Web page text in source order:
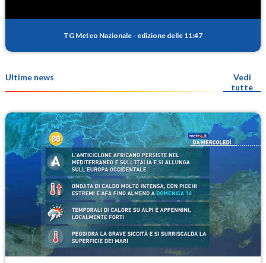
TG Meteo Nazionale - edizione delle 11:47
Ultime news
Vedi
tutte